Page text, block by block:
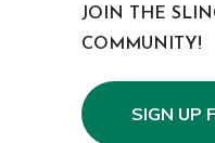
JOIN THE
COMMUNITY!
SIGN UP